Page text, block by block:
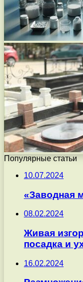
Популярные статьи
10.07.2024
«Заводная
08.02.2024
Живая
посадка и
16.02.2024